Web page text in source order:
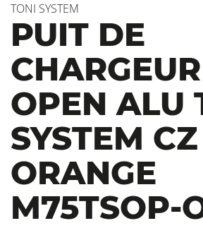
TONI SYSTEM
PUIT DE
CHARGEUR
OPEN ALU
SYSTEM
ORANGE
M75TSOP-